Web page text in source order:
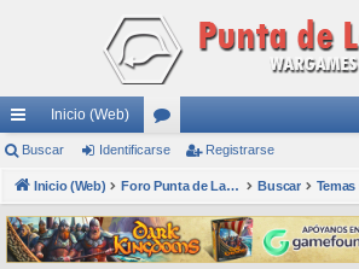
nl
ac
es
rá
Inicio (Web)
or
os
Buscar Identificarse Registrarse
Inicio (Web) Foro Punta de Lanza Wargames Buscar